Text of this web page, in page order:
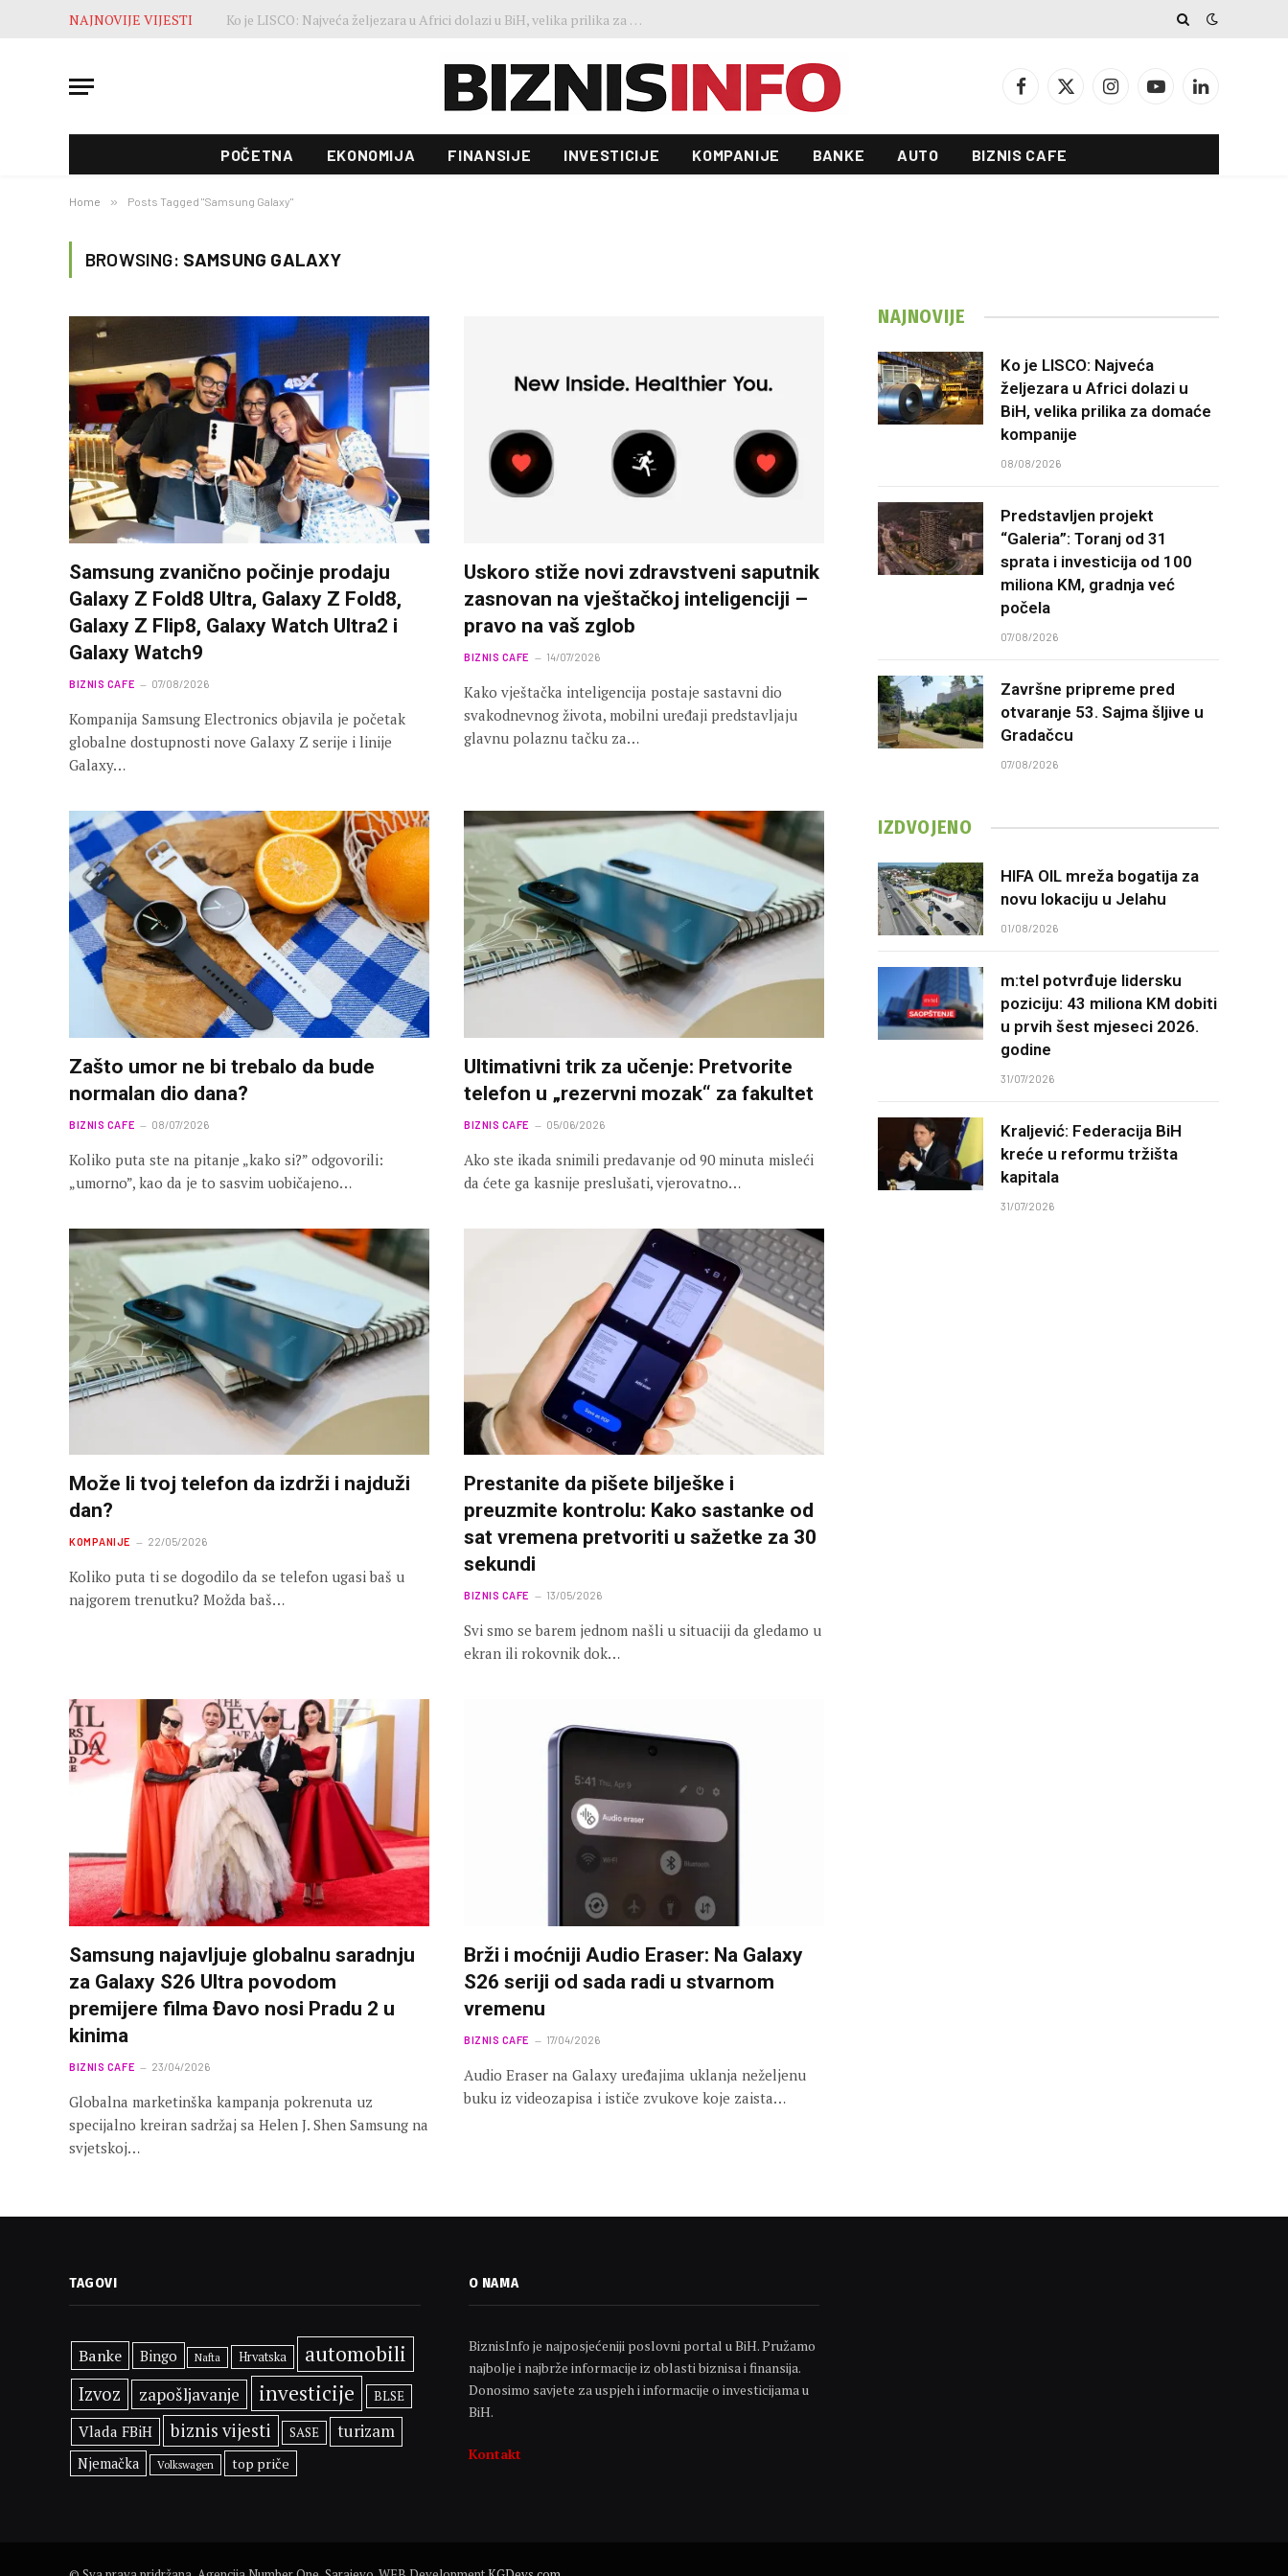
NAJNOVIJE VIJESTI Predstavljen projekt “Galeria”: Toranj od 31 sprata i investicija od 100 miliona KM, gradnja već počela
Facebook
X
InstagramYouTubeLinkedIn
POČETNA EKONOMIJA FINANSIJE INVESTICIJE KOMPANIJE BANKE AUTO BIZNIS CAFE
Home » Posts Tagged "Samsung Galaxy"
BROWSING: SAMSUNG GALAXY
Samsung zvanično počinje prodaju
Galaxy Z Fold8 Ultra, Galaxy Z Fold8,
Galaxy Z Flip8, Galaxy Watch Ultra2 i
Galaxy Watch9
BIZNIS CAFE 07/08/2026
Kompanija Samsung Electronics objavila je početak
globalne dostupnosti nove Galaxy Z serije i linije
Galaxy…
Uskoro stiže novi zdravstveni saputnik
zasnovan na vještačkoj inteligenciji –
pravo na vaš zglob
BIZNIS CAFE 14/07/2026
Kako vještačka inteligencija postaje sastavni dio
svakodnevnog života, mobilni uređaji predstavljaju
glavnu polaznu tačku za…
Zašto umor ne bi trebalo da bude
normalan dio dana?
BIZNIS CAFE 08/07/2026
Koliko puta ste na pitanje „kako si?” odgovorili:
„umorno”, kao da je to sasvim uobičajeno…
Ultimativni trik za učenje: Pretvorite
telefon u „rezervni mozak“ za fakultet
BIZNIS CAFE 05/06/2026
Ako ste ikada snimili predavanje od 90 minuta misleći
da ćete ga kasnije preslušati, vjerovatno…
Može li tvoj telefon da izdrži i najduži
dan?
KOMPANIJE 22/05/2026
Koliko puta ti se dogodilo da se telefon ugasi baš u
najgorem trenutku? Možda baš…
Prestanite da pišete bilješke i
preuzmite kontrolu: Kako sastanke od
sat vremena pretvoriti u sažetke za 30
sekundi
BIZNIS CAFE 13/05/2026
Svi smo se barem jednom našli u situaciji da gledamo u
ekran ili rokovnik dok…
Samsung najavljuje globalnu saradnju
za Galaxy S26 Ultra povodom
premijere filma Đavo nosi Pradu 2 u
kinima
BIZNIS CAFE 23/04/2026
Globalna marketinška kampanja pokrenuta uz
specijalno kreiran sadržaj sa Helen J. Shen Samsung na
svjetskoj…
Brži i moćniji Audio Eraser: Na Galaxy
S26 seriji od sada radi u stvarnom
vremenu
BIZNIS CAFE 17/04/2026
Audio Eraser na Galaxy uređajima uklanja neželjenu
buku iz videozapisa i ističe zvukove koje zaista…
NAJNOVIJE
Ko je LISCO: Najveća
željezara u Africi dolazi u
BiH, velika prilika za domaće
kompanije
08/08/2026
Predstavljen projekt
“Galeria”: Toranj od 31
sprata i investicija od 100
miliona KM, gradnja već
počela
07/08/2026
Završne pripreme pred
otvaranje 53. Sajma šljive u
Gradačcu
07/08/2026
IZDVOJENO
HIFA OIL mreža bogatija za
novu lokaciju u Jelahu
01/08/2026
m:tel potvrđuje lidersku
poziciju: 43 miliona KM dobiti
u prvih šest mjeseci 2026.
godine
31/07/2026
Kraljević: Federacija BiH
kreće u reformu tržišta
kapitala
31/07/2026
TAGOVI
Banke Bingo Nafta Hrvatska automobili
Izvoz zapošljavanje investicije BLSE
Vlada FBiH biznis vijesti SASE turizam
Njemačka Volkswagen top priče
O NAMA
BiznisInfo je najposjećeniji poslovni portal u BiH. Pružamo
najbolje i najbrže informacije iz oblasti biznisa i finansija.
Donosimo savjete za uspjeh i informacije o investicijama u
BiH.
Kontakt